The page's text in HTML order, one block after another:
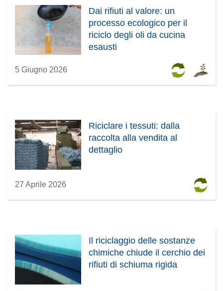
Dai rifiuti al valore: un
processo ecologico per il
riciclo degli oli da cucina
esausti
5 Giugno 2026
Riciclare i tessuti: dalla
raccolta alla vendita al
dettaglio
27 Aprile 2026
Il riciclaggio delle sostanze
chimiche chiude il cerchio dei
rifiuti di schiuma rigida